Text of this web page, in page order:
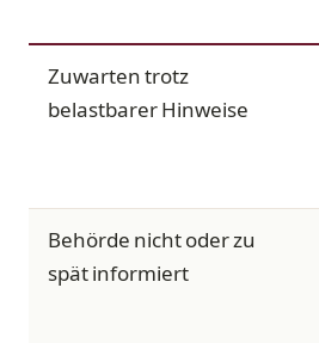
Zuwarten trotz
belastbarer Hinweise
Behörde nicht oder zu
spät informiert